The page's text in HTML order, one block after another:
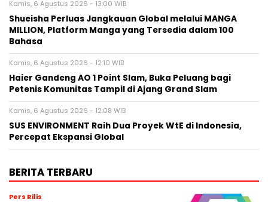
Kamis, 6 Agustus 2026 - 13:00 WIB
Shueisha Perluas Jangkauan Global melalui MANGA
MILLION, Platform Manga yang Tersedia dalam 100
Bahasa
Kamis, 6 Agustus 2026 - 12:10 WIB
Haier Gandeng AO 1 Point Slam, Buka Peluang bagi
Petenis Komunitas Tampil di Ajang Grand Slam
Kamis, 6 Agustus 2026 - 12:08 WIB
SUS ENVIRONMENT Raih Dua Proyek WtE di Indonesia,
Percepat Ekspansi Global
BERITA TERBARU
Pers Rilis